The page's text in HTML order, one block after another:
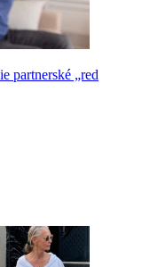
partnerské „red